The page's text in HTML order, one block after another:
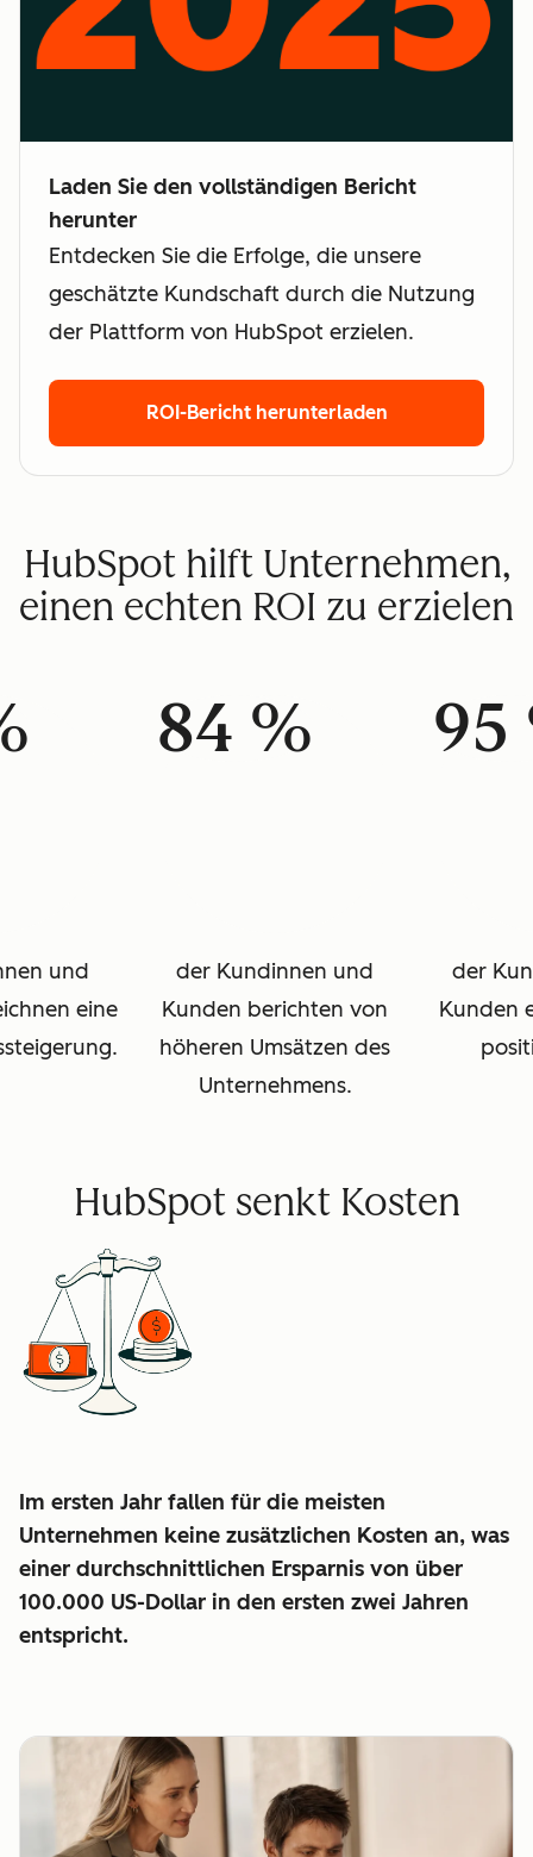
Laden Sie den vollständigen Bericht
herunter
Entdecken Sie die Erfolge, die unsere
geschätzte Kundschaft durch die Nutzung
der Plattform von HubSpot erzielen.
ROI-Bericht herunterladen
HubSpot hilft Unternehmen,
einen echten ROI zu erzielen
und
eine
84 %
der Kundinnen und
Kunden berichten von
höheren Umsätzen des
Unternehmens.
95
der
Kunden
HubSpot senkt Kosten
Im ersten Jahr fallen für die meisten
Unternehmen keine zusätzlichen Kosten an, was
einer durchschnittlichen Ersparnis von über
100.000 US-Dollar in den ersten zwei Jahren
entspricht.